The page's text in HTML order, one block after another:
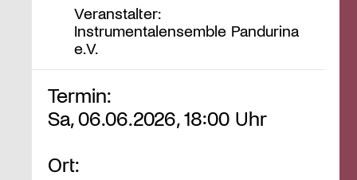
Veranstalter:
Instrumentalensemble Pandurina
e.V.
Termin:
Sa, 06.06.2026, 18:00 Uhr
Ort: